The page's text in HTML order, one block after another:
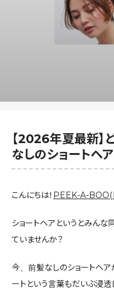
【2026年夏最新】
なしのショートヘ
こんにちは！ PEEK-A-BOO(
ショートヘアというとみんな
ていませんか？
今、前髪なしのショートヘア
ートという言葉もだいぶ浸透